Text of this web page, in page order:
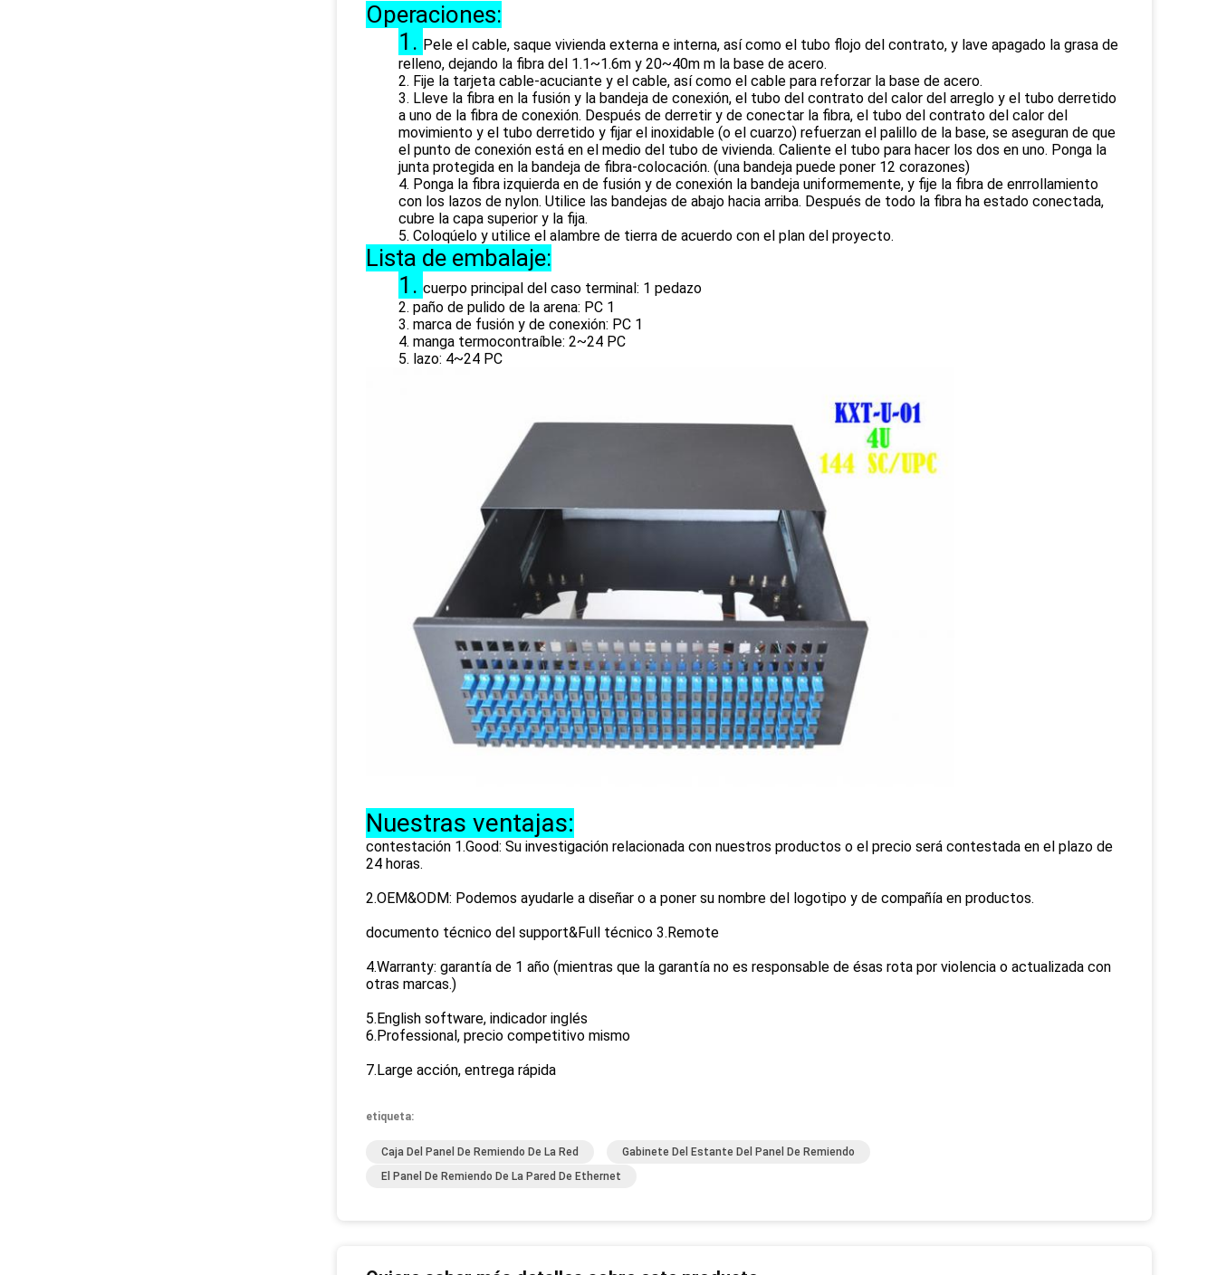
Operaciones:
1. Pele el cable, saque vivienda externa e interna, así como el tubo flojo del contrato, y lave apagado la grasa de
relleno, dejando la fibra del 1.1~1.6m y 20~40m m la base de acero.
2. Fije la tarjeta cable-acuciante y el cable, así como el cable para reforzar la base de acero.
3. Lleve la fibra en la fusión y la bandeja de conexión, el tubo del contrato del calor del arreglo y el tubo derretido
a uno de la fibra de conexión. Después de derretir y de conectar la fibra, el tubo del contrato del calor del
movimiento y el tubo derretido y fijar el inoxidable (o el cuarzo) refuerzan el palillo de la base, se aseguran de que
el punto de conexión está en el medio del tubo de vivienda. Caliente el tubo para hacer los dos en uno. Ponga la
junta protegida en la bandeja de fibra-colocación. (una bandeja puede poner 12 corazones)
4. Ponga la fibra izquierda en de fusión y de conexión la bandeja uniformemente, y fije la fibra de enrrollamiento
con los lazos de nylon. Utilice las bandejas de abajo hacia arriba. Después de todo la fibra ha estado conectada,
cubre la capa superior y la fija.
5. Coloqúelo y utilice el alambre de tierra de acuerdo con el plan del proyecto.
Lista de embalaje:
1. cuerpo principal del caso terminal: 1 pedazo
2. paño de pulido de la arena: PC 1
3. marca de fusión y de conexión: PC 1
4. manga termocontraíble: 2~24 PC
5. lazo: 4~24 PC
Nuestras ventajas:
contestación 1.Good: Su investigación relacionada con nuestros productos o el precio será contestada en el plazo de
24 horas.
2.OEM&ODM: Podemos ayudarle a diseñar o a poner su nombre del logotipo y de compañía en productos.
documento técnico del support&Full técnico 3.Remote
4.Warranty: garantía de 1 año (mientras que la garantía no es responsable de ésas rota por violencia o actualizada con
otras marcas.)
5.English software, indicador inglés
6.Professional, precio competitivo mismo
7.Large acción, entrega rápida
etiqueta:
Caja Del Panel De Remiendo De La Red
Gabinete Del Estante Del Panel De Remiendo
El Panel De Remiendo De La Pared De Ethernet